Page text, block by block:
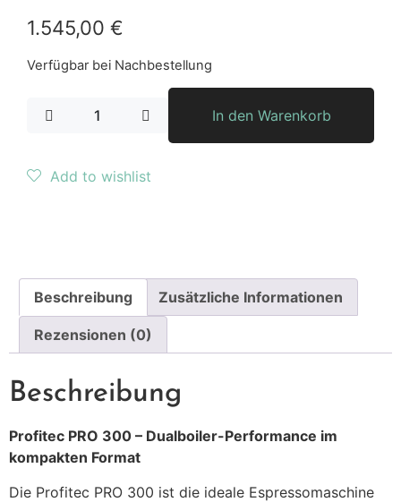
1.545,00 €
Verfügbar bei Nachbestellung
In den Warenkorb
Add to wishlist
Beschreibung Zusätzliche Informationen
Rezensionen (0)
Beschreibung
Profitec PRO 300 – Dualboiler-Performance im
kompakten Format
Die Profitec PRO 300 ist die ideale Espressomaschine